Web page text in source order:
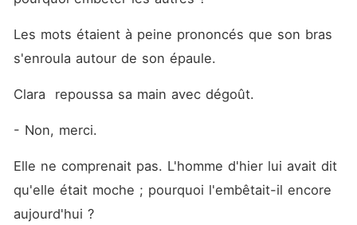
Les mots étaient à peine prononcés que son bras
s'enroula autour de son épaule.
Clara  repoussa sa main avec dégoût.
- Non, merci.
Elle ne comprenait pas. L'homme d'hier lui avait dit
qu'elle était moche ; pourquoi l'embêtait-il encore
aujourd'hui ?